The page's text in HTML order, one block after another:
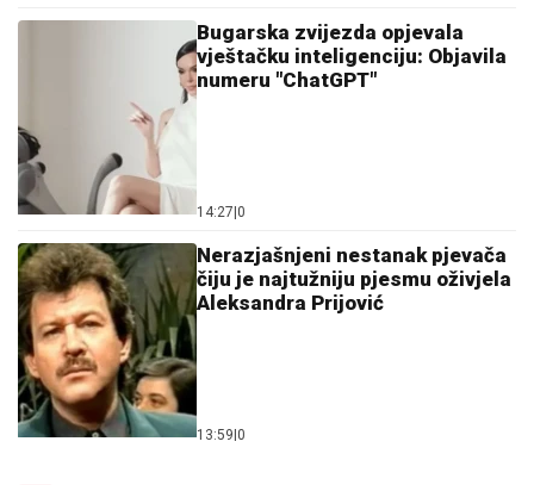
Bugarska zvijezda opjevala
vještačku inteligenciju: Objavila
numeru "ChatGPT"
14:27 0
Nerazjašnjeni nestanak pjevača
čiju je najtužniju pjesmu oživjela
Aleksandra Prijović
13:59 0